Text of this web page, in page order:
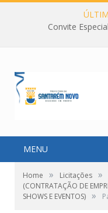
Convite
MENU
Home » Licitações »
(CONTRATAÇÃO DE
SHOWS E EVENTOS) »